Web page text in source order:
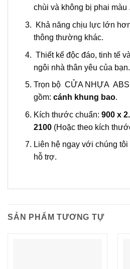
chùi và không bị phai màu .
Khả năng chịu lực lớn
thông thường khác.
Thiết kế độc đáo, tinh tế
ngôi nhà thân yêu của bạn.
Trọn bộ CỬA NHỰA
gồm: cánh khung bao.
Kích thước chuẩn: 900 x
2100(Hoặc theo kích
Liên hệ ngay với chúng
hỗ trợ.
SẢN PHẨM TƯƠNG TỰ